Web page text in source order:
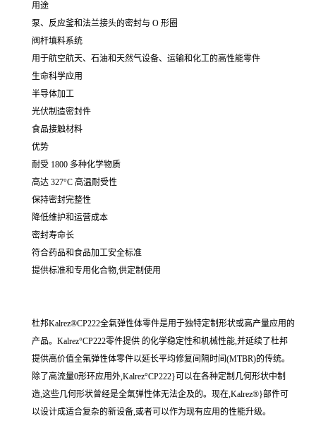
用途
泵、反应釜和法兰接头的密封与 O 形圈
阀杆填料系统
用于航空航天、石油和天然气设备、运输和化工的高性能零件
生命科学应用
半导体加工
光伏制造密封件
食品接触材料
优势
耐受 1800 多种化学物质
高达 327°C 高温耐受性
保持密封完整性
降低维护和运营成本
密封寿命长
符合药品和食品加工安全标准
提供标准和专用化合物,供定制使用
杜邦Kalrez®CP222全氣弹性体零件是用于独特定制形状或高产量应用的
产品。Kalrez°CP222零件提供 的化学稳定性和机械性能,并延续了杜邦
提供高价值全氟弹性体零件以延长平均修复间隔时间(MTBR)的传统。
除了高流量0形环应用外,Kalrez°CP222}可以在各种定制几何形状中制
造,这些几何形状曾经是全氣弹性体无法企及的。现在,Kalrez®}部件可
以设计成适合复杂的新设备,或者可以作为现有应用的性能升级。